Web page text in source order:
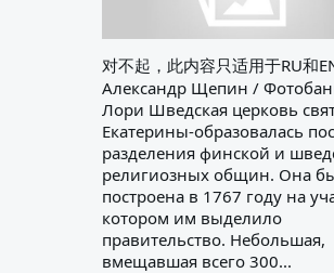
对不起，此内容只适用于RU和
Александр Щепин /
Лори Шведская церковь
Екатерины-образовалась
разделения финской и
религиозных общин. Она
построена в 1767 году на
котором им выделило
правительство. Небольшая,
вмещавшая всего 300...